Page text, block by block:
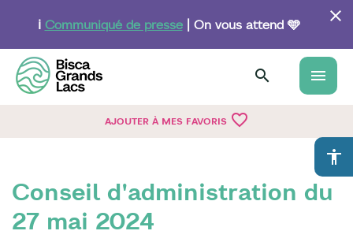
principal
ℹ️ Communiqué de presse| On vous attend 🩵
menu
AJOUTER À MES FAVORIS favorite_border
accessibility
Conseil d'administration du
27 mai 2024